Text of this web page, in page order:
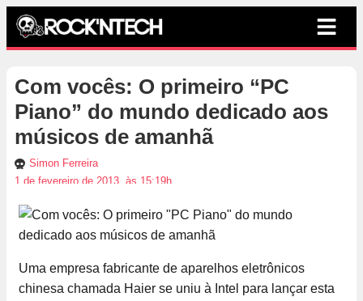
Com vocês: O primeiro “PC
Piano” do mundo dedicado aos
músicos de amanhã
Simon Ferreira
1 de fevereiro de 2013, às 15:19h
Uma empresa fabricante de aparelhos eletrônicos
chinesa chamada Haier se uniu à Intel para lançar esta